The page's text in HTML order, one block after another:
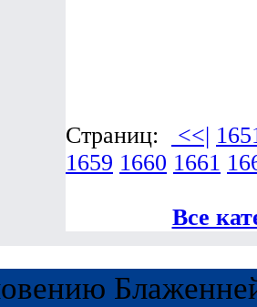
Страниц: <<|
1659 1660 1661
Все